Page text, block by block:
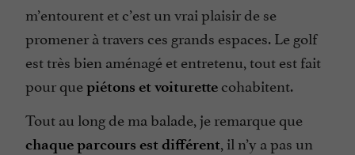
m’entourent et c’est un vrai plaisir de se
promener à travers ces grands espaces. Le golf
est très bien aménagé et entretenu, tout est fait
pour quepiétons et voiturette cohabitent.
Tout au long de ma balade, je remarque que
chaque parcours est différent, il n’y a pas un